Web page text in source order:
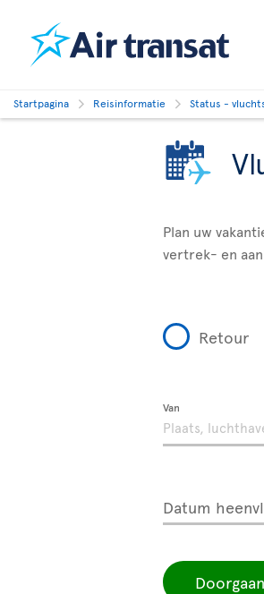
Startpagina Reisinformatie Status -
Plan uw
vertrek- en
Retour
Van
Datum
Doorgaan